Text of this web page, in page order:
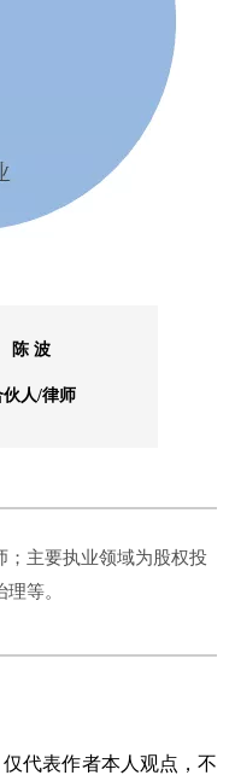
陈 波
伙人/律师
；主要执业领域为股权投
理等。
代表作者本人观点，不